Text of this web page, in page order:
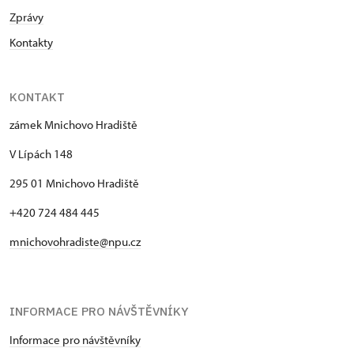
Zprávy
Kontakty
KONTAKT
zámek Mnichovo Hradiště
V Lípách 148
295 01 Mnichovo Hradiště
+420 724 484 445
mnichovohradiste@npu.cz
INFORMACE PRO NÁVŠTĚVNÍKY
Informace pro návštěvníky